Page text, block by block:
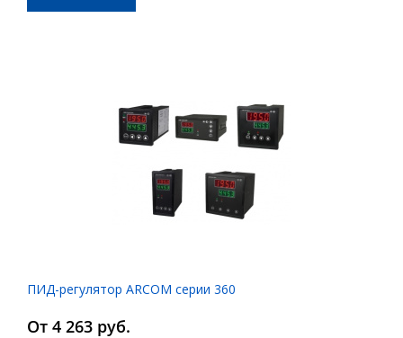
ПИД-регулятор ARCOM серии 360
От 4 263 руб.